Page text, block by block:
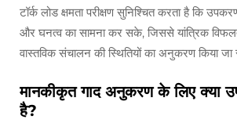
टॉर्क लोड क्षमता परीक्षण सुनिश्चित करता है कि
और घनत्व का सामना कर सके, जिससे यांत्रिक
वास्तविक संचालन की स्थितियों का अनुकरण किया
मानकीकृत गाद अनुकरण के लिए क्या
है?